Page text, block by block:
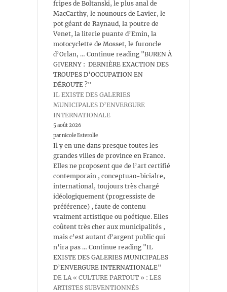
fripes de Boltanski, le plus anal de
MacCarthy, le nounours de Lavier, le
pot géant de Raynaud, la poutre de
Venet, la literie puante d’Emin, la
motocyclette de Mosset, le furoncle
d’Orlan, … Continue reading "BUREN À
GIVERNY : DERNIÈRE EXACTION DES
TROUPES D’OCCUPATION EN
DÉROUTE ?"
IL EXISTE DES GALERIES
MUNICIPALES D’ENVERGURE
INTERNATIONALE
5 août 2026
par nicole Esterolle
Il y en une dans presque toutes les
grandes villes de province en France.
Elles ne proposent que de l’art certifié
contemporain , conceptuao-bicialre,
international, toujours très chargé
idéologiquement (progressiste de
préférence) , faute de contenu
vraiment artistique ou poétique. Elles
coûtent très cher aux municipalités ,
mais c’est autant d’argent public qui
n’ira pas … Continue reading "IL
EXISTE DES GALERIES MUNICIPALES
D’ENVERGURE INTERNATIONALE"
DE LA « CULTURE PARTOUT » : LES
ARTISTES SUBVENTIONNÉS